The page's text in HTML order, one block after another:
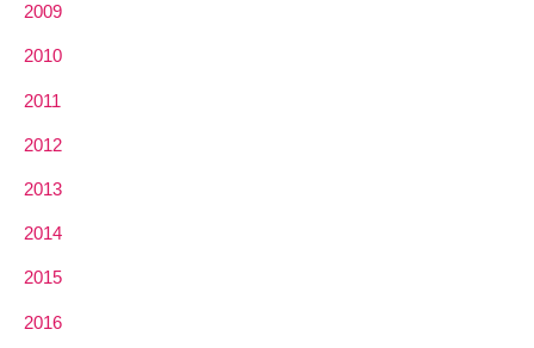
2009
2010
2011
2012
2013
2014
2015
2016